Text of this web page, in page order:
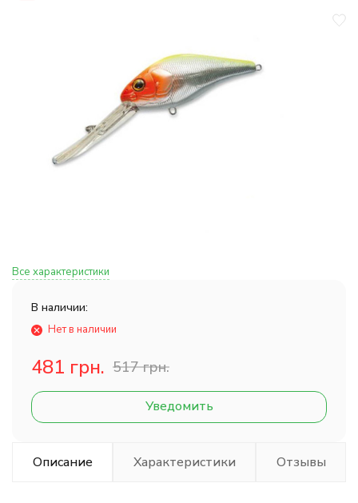
Все характеристики
В наличии:
Нет в наличии
481 грн. 517 грн.
Уведомить
Описание Характеристики Отзывы